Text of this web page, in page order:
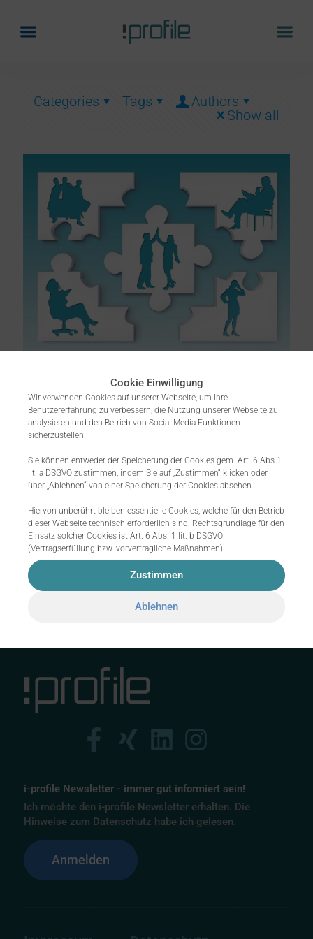
Cookie Einwilligung
Wir verwenden Cookies auf unserer Webseite, um Ihre
Benutzererfahrung zu verbessern, die Nutzung unserer Webseite zu
analysieren und den Betrieb von Social Media-Funktionen
sicherzustellen.
Sie können entweder der Speicherung der Cookies gem. Art. 6 Abs.1
lit. a DSGVO zustimmen, indem Sie auf „Zustimmen“ klicken oder
über „Ablehnen“ von einer Speicherung der Cookies absehen.
Hiervon unberührt bleiben essentielle Cookies, welche für den Betrieb
dieser Webseite technisch erforderlich sind. Rechtsgrundlage für den
Einsatz solcher Cookies ist Art. 6 Abs. 1 lit. b DSGVO
(Vertragserfüllung bzw. vorvertragliche Maßnahmen).
Zustimmen
Ablehnen
Categories Tags
Authors
Show all
joerg.neubert on 17. Mai 2022
Gamification im
Recruiting –Der
nächste große Trend?
Von Nele Klinger und Jonas Gaida
Gamification im Recruiting ist eine
facettenreiche Möglichkeit, um
unzählige kreative Ansätze spielerisch
in den Bewerbungsprozess
einzubinden. Talente verbinden etwas
Besonderes[…]
i-profile Newsletter - immer gut informiert sein!
Ich möchte den i-profile Newsletter erhalten. Die
Hinweise zum Datenschutz habe ich gelesen.
Anmelden